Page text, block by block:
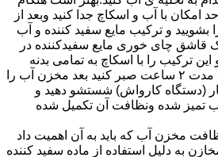
امکان با آب و اسکاچ جدا کنید وبعد از
بشویید و ترکیب مایع سفید کننده و آب
قاشق چای خوری مایع سفیدکننده در
این ترکیب را با اسکاچ به تمامی بدنه
مخزن آّب آغشته کنید و به مدت ۲ ساعت صبر کنید بعد مخزن آب را
(دستگاه کارواش) شستشو دهید و
آب تمیز شده ونظافت آن تکمیل شده
مخزن آب که باید به آن اهمیت داد
به دلیل استفاده از ماده سفید کننده